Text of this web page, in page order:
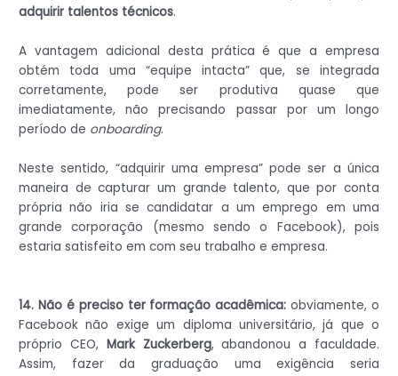
adquirir talentos técnicos.
A vantagem adicional desta prática é que a empresa
obtém toda uma “equipe intacta” que, se integrada
corretamente, pode ser produtiva quase que
imediatamente, não precisando passar por um longo
período de onboarding.
Neste sentido, “adquirir uma empresa” pode ser a única
maneira de capturar um grande talento, que por conta
própria não iria se candidatar a um emprego em uma
grande corporação (mesmo sendo o Facebook), pois
estaria satisfeito em com seu trabalho e empresa.
14. Não é preciso ter formação acadêmica: obviamente, o
Facebook não exige um diploma universitário, já que o
próprio CEO, Mark Zuckerberg, abandonou a faculdade.
Assim, fazer da graduação uma exigência seria